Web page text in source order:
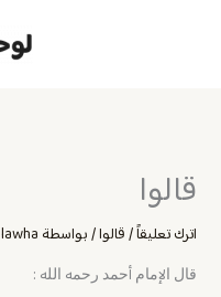
قالوا
اترك تعليقاً/قالوا/ بواسطة lawha
ﻗﺎﻝ ﺍﻹ‌ﻣﺎﻡ أﺣﻤﺪ ﺭﺣﻤﻪ ﺍﻟﻠﻪ :